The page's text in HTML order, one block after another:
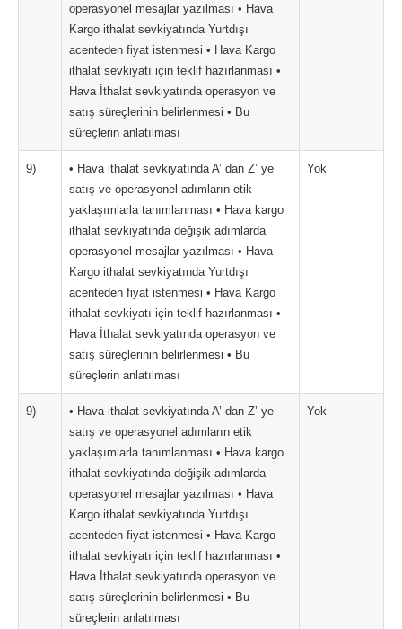
operasyonel mesajlar yazılması • Hava
Kargo ithalat sevkiyatında Yurtdışı
acenteden fiyat istenmesi • Hava Kargo
ithalat sevkiyatı için teklif hazırlanması •
Hava İthalat sevkiyatında operasyon ve
satış süreçlerinin belirlenmesi • Bu
süreçlerin anlatılması
9)
• Hava ithalat sevkiyatında A’ dan Z’ ye
satış ve operasyonel adımların etik
yaklaşımlarla tanımlanması • Hava kargo
ithalat sevkiyatında değişik adımlarda
operasyonel mesajlar yazılması • Hava
Kargo ithalat sevkiyatında Yurtdışı
acenteden fiyat istenmesi • Hava Kargo
ithalat sevkiyatı için teklif hazırlanması •
Hava İthalat sevkiyatında operasyon ve
satış süreçlerinin belirlenmesi • Bu
süreçlerin anlatılması
Yok
9)
• Hava ithalat sevkiyatında A’ dan Z’ ye
satış ve operasyonel adımların etik
yaklaşımlarla tanımlanması • Hava kargo
ithalat sevkiyatında değişik adımlarda
operasyonel mesajlar yazılması • Hava
Kargo ithalat sevkiyatında Yurtdışı
acenteden fiyat istenmesi • Hava Kargo
ithalat sevkiyatı için teklif hazırlanması •
Hava İthalat sevkiyatında operasyon ve
satış süreçlerinin belirlenmesi • Bu
süreçlerin anlatılması
Yok